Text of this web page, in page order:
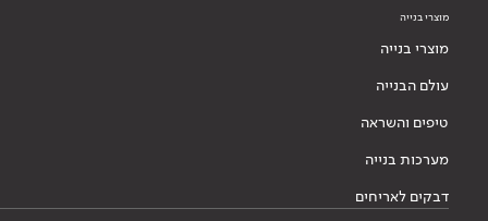
מוצרי בנייה
מוצרי בנייה
עולם הבנייה
טיפים והשראה
מערכות בנייה
דבקים לאריחים